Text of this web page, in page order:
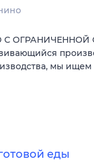
С
мы ищем
еды